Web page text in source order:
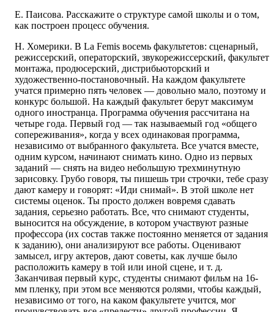
Е. Паисова. Расскажите о структуре самой школы и о том,
как построен процесс обучения.
Н. Хомерики. В La Femis восемь факультетов: сценарный,
режиссерский, операторский, звукорежиссерский, факультет
монтажа, продюсерский, дистрибьюторский и
художественно-постановочный. На каждом факультете
учатся примерно пять человек — довольно мало, поэтому и
конкурс большой. На каждый факультет берут максимум
одного иностранца. Программа обучения рассчитана на
четыре года. Первый год — так называемый год «общего
сопереживания», когда у всех одинаковая программа,
независимо от выбранного факультета. Все учатся вместе,
одним курсом, начинают снимать кино. Одно из первых
заданий — снять на видео небольшую трехминутную
зарисовку. Грубо говоря, ты пишешь три строчки, тебе сразу
дают камеру и говорят: «Иди снимай». В этой школе нет
системы оценок. Ты просто должен вовремя сдавать
задания, серьезно работать. Все, что снимают студенты,
выносится на обсуждение, в котором участвуют разные
профессора (их состав также постоянно меняется от задания
к заданию), они анализируют все работы. Оценивают
замысел, игру актеров, дают советы, как лучше было
расположить камеру в той или иной сцене, и т. д.
Заканчивая первый курс, студенты снимают фильм на 16-
мм пленку, при этом все меняются ролями, чтобы каждый,
независимо от того, на каком факультете учится, мог